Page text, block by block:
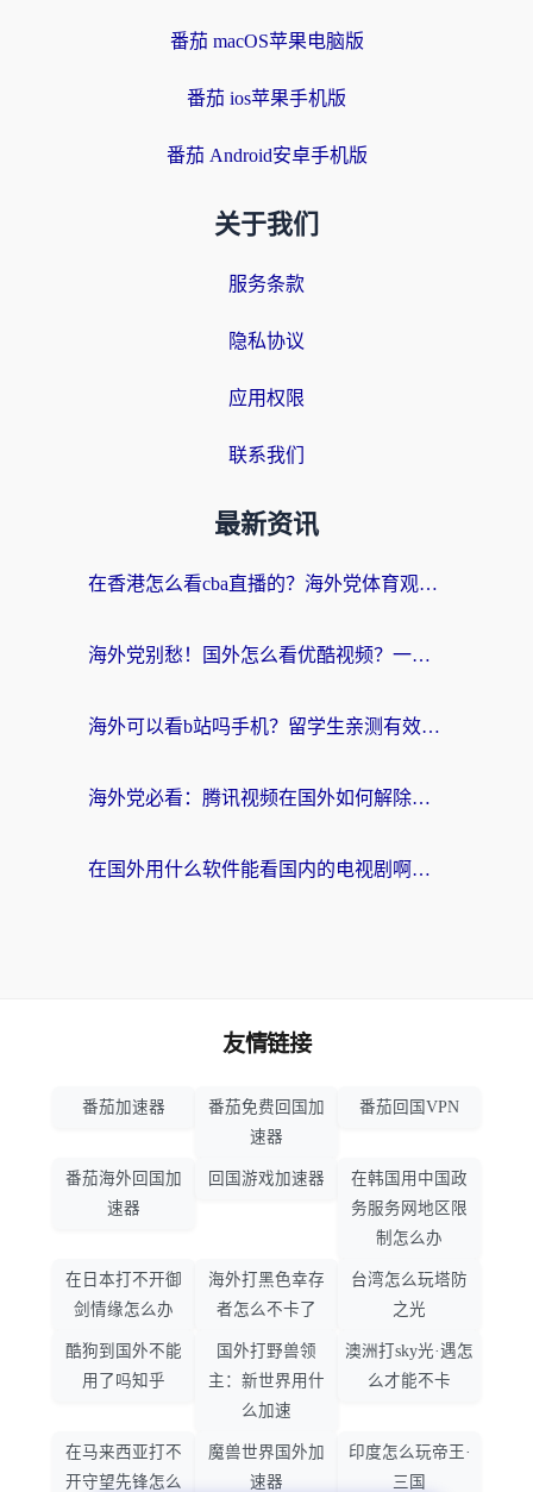
番茄 macOS苹果电脑版
番茄 ios苹果手机版
番茄 Android安卓手机版
关于我们
服务条款
隐私协议
应用权限
联系我们
最新资讯
在香港怎么看cba直播的？海外党体育观赛终极指南：告别版权限制，畅享中文解说
海外党别愁！国外怎么看优酷视频？一招解决追剧、看直播难题
海外可以看b站吗手机？留学生亲测有效的回国加速指南
海外党必看：腾讯视频在国外如何解除地域限制？附优酷咪咕使用指南
在国外用什么软件能看国内的电视剧啊？留学生亲测有效的回国加速方案
友情链接
番茄加速器
番茄免费回国加
速器
番茄回国VPN
番茄海外回国加
速器
回国游戏加速器
在韩国用中国政
务服务网地区限
制怎么办
在日本打不开御
剑情缘怎么办
海外打黑色幸存
者怎么不卡了
台湾怎么玩塔防
之光
酷狗到国外不能
用了吗知乎
国外打野兽领
主：新世界用什
么加速
澳洲打sky光·遇怎
么才能不卡
在马来西亚打不
开守望先锋怎么
魔兽世界国外加
速器
印度怎么玩帝王·
三国